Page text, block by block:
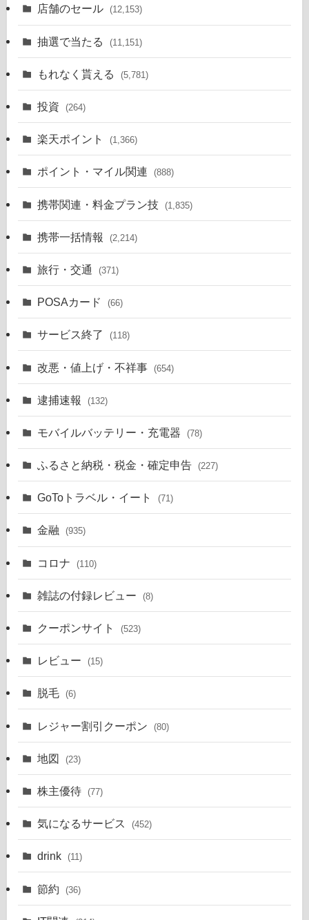
店舗のセール (12,153)
抽選で当たる (11,151)
もれなく貰える (5,781)
投資 (264)
楽天ポイント (1,366)
ポイント・マイル関連 (888)
携帯関連・料金プラン技 (1,835)
携帯一括情報 (2,214)
旅行・交通 (371)
POSAカード (66)
サービス終了 (118)
改悪・値上げ・不祥事 (654)
逮捕速報 (132)
モバイルバッテリー・充電器 (78)
ふるさと納税・税金・確定申告 (227)
GoToトラベル・イート (71)
金融 (935)
コロナ (110)
雑誌の付録レビュー (8)
クーポンサイト (523)
レビュー (15)
脱毛 (6)
レジャー割引クーポン (80)
地図 (23)
株主優待 (77)
気になるサービス (452)
drink (11)
節約 (36)